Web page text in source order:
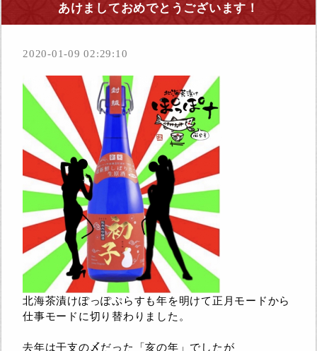
あけましておめでとうございます！
2020-01-09 02:29:10
北海茶漬けぽっぽぷらすも年を明けて正月モードから
仕事モードに切り替わりました。
去年は干支の〆だった「亥の年」でしたが